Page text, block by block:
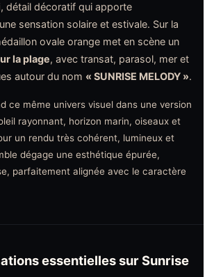
, détail décoratif qui apporte
sensation solaire et estivale. Sur la
ovale orange met en scène un
la plage, avec transat, parasol, mer et
autour du nom « SUNRISE MELODY ».
ce même univers visuel dans une version
rayonnant, horizon marin, oiseaux et
un rendu très cohérent, lumineux et
dégage une esthétique épurée,
parfaitement alignée avec le caractère
essentielles sur Sunrise